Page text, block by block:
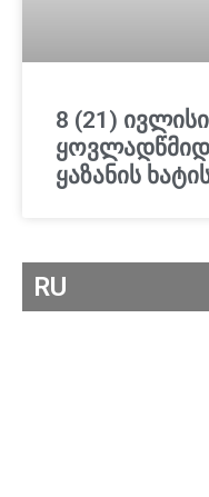
8 (21)
ყაზანის
RU